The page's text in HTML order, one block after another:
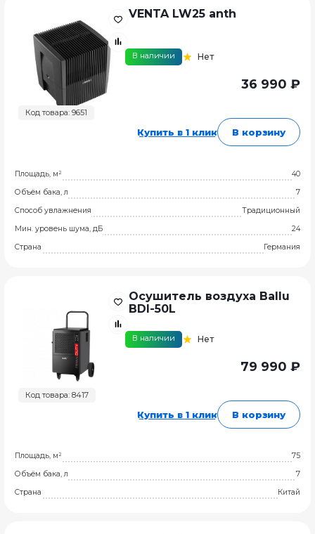
Код товара: 9651
VENTA LW25 anth
В наличии Нет
36 990 ₽
Купить в 1 клик В корзину
Площадь, м²
40
Объём бака, л
7
Способ увлажнения
Традиционный
Мин. уровень шума, дБ
24
Страна
Германия
Код товара: 8417
Осушитель воздуха Ballu
BDI-50L
В наличии Нет
79 990 ₽
Купить в 1 клик В корзину
Площадь, м²
75
Объём бака, л
7
Страна
Китай